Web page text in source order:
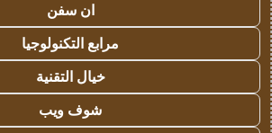
ان سفن
مرابع التكنولوجيا
خيال التقنية
شوف ويب